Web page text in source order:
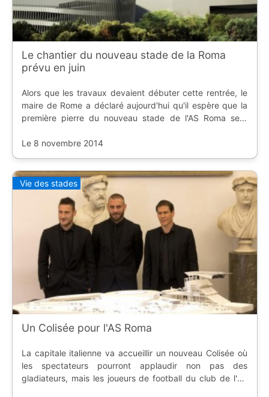
Le chantier du nouveau stade de la Roma
prévu en juin
Alors que les travaux devaient débuter cette rentrée, le
maire de Rome a déclaré aujourd'hui qu'il espère que la
première pierre du nouveau stade de l'AS Roma sera
Le 8 novembre 2014
Vie des stades
Un Colisée pour l'AS Roma
La capitale italienne va accueillir un nouveau Colisée où
les spectateurs pourront applaudir non pas des
gladiateurs, mais les joueurs de football du club de l'AS